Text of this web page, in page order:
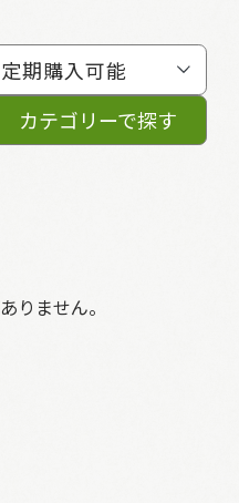
定期購入可能
カテゴリーで探す
りません。